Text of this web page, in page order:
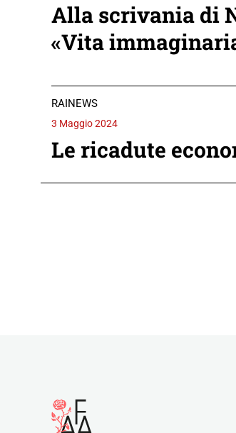
Alla scrivania di
«Vita
RAINEWS
3 Maggio 2024
Le ricadute